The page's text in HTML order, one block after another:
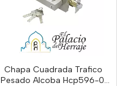
Chapa Cuadrada Trafico
Pesado Alcoba Hcp596-01